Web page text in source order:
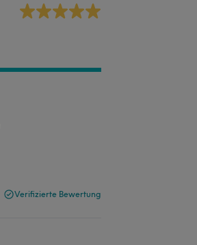
Verifizierte Bewertung